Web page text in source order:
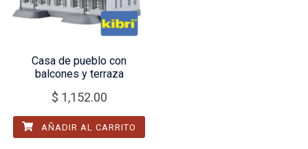
Casa de pueblo con
balcones y terraza
$ 1,152.00
AÑADIR AL CARRITO